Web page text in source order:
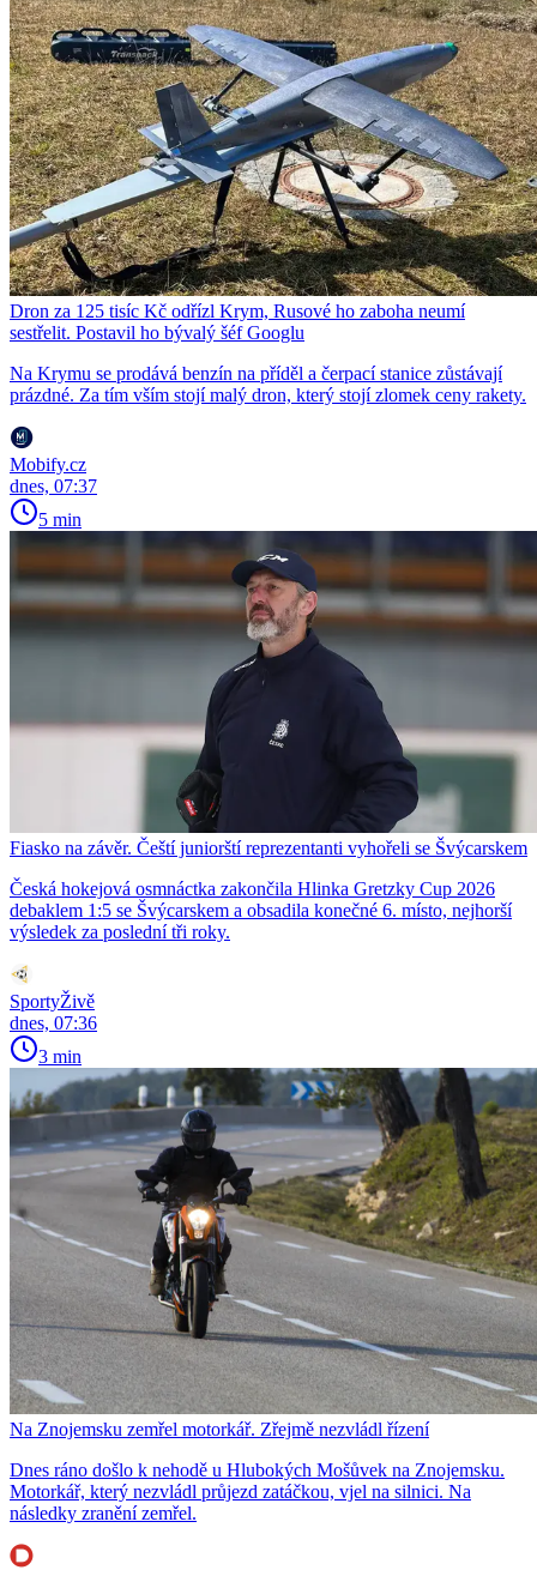
Dron za 125 tisíc Kč odřízl Krym, Rusové ho zaboha neumí
sestřelit. Postavil ho bývalý šéf Googlu
Na Krymu se prodává benzín na příděl a čerpací stanice zůstávají
prázdné. Za tím vším stojí malý dron, který stojí zlomek ceny rakety.
Mobify.cz
dnes, 07:37
5 min
Fiasko na závěr. Čeští juniorští reprezentanti vyhořeli se Švýcarskem
Česká hokejová osmnáctka zakončila Hlinka Gretzky Cup 2026
debaklem 1:5 se Švýcarskem a obsadila konečné 6. místo, nejhorší
výsledek za poslední tři roky.
SportyŽivě
dnes, 07:36
3 min
Na Znojemsku zemřel motorkář. Zřejmě nezvládl řízení
Dnes ráno došlo k nehodě u Hlubokých Mošůvek na Znojemsku.
Motorkář, který nezvládl průjezd zatáčkou, vjel na silnici. Na
následky zranění zemřel.